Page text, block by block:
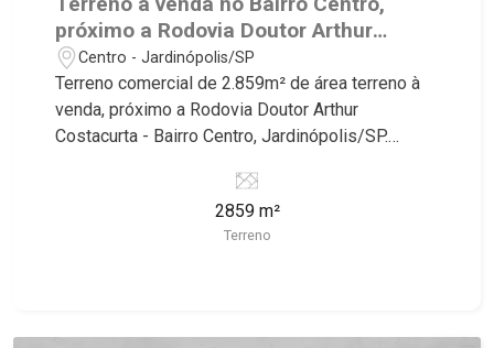
próximo a Rodovia Doutor Arthur
Costacurta - Jardinópolis/SP.
Centro - Jardinópolis/SP
Terreno comercial de 2.859m² de área terreno à
venda, próximo a Rodovia Doutor Arthur
Costacurta - Bairro Centro, Jardinópolis/SP.
Martinelli Imobiliária selecionou para você: -
2.859m² de área terreno - Plano Martinelli
Imobiliária, referência no mercado imobiliário
2859 m²
Terreno